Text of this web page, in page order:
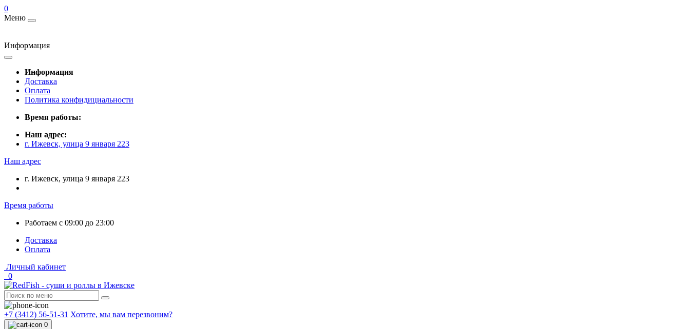
0
Меню
Информация
Информация
Доставка
Оплата
Политика конфидициальности
Время работы:
Наш адрес:
г. Ижевск, улица 9 января 223
Наш адрес
г. Ижевск, улица 9 января 223
Время работы
Работаем с 09:00 до 23:00
Доставка
Оплата
Личный кабинет
0
+7 (3412) 56-51-31 Хотите, мы вам перезвоним?
0